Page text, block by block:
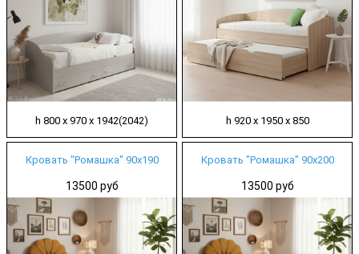
h 800 х 970 х 1942(2042) h 920 х 1950 х 850
Кровать "Ромашка" 90х190
13500 руб
Кровать "Ромашка" 90х200
13500 руб